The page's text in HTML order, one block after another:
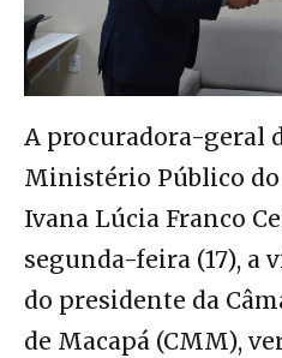
A procuradora-geral
Ministério Público do
Ivana Lúcia Franco
segunda-feira (17),
do presidente da
de Macapá (CMM),